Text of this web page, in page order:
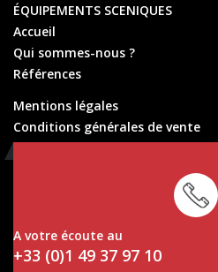
ÉQUIPEMENTS SCENIQUES
Accueil
Qui sommes-nous ?
Références
Mentions légales
Conditions générales de vente
Conditions générales de location
A votre écoute au
+33 (0)1 49 37 97 10